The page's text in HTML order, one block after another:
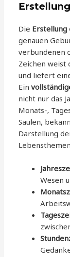
Die Erstellung
genauen
verbundenen
Zeichen weist
und liefert
Ein
nicht nur das
Monats-,
Säulen,
Darstellung
Wesen